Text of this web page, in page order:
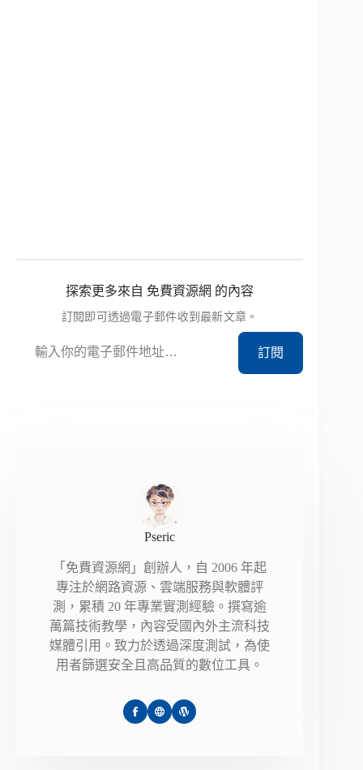
探索更多來自 免費資源網 的內容
訂閱即可透過電子郵件收到最新文章。
訂閱
Pseric
「免費資源網」創辦人，自 2006 年起
專注於網路資源、雲端服務與軟體評
測，累積 20 年專業實測經驗。撰寫逾
萬篇技術教學，內容受國內外主流科技
媒體引用。致力於透過深度測試，為使
用者篩選安全且高品質的數位工具。